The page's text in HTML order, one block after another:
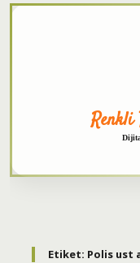
Renkli
Etiket: Polis ust